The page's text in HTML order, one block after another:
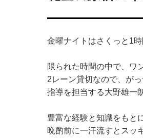
金曜ナイトはさくっと1
限られた時間の中で、ワ
2レーン貸切なので、 が
指導を担当する大野雄一
豊富な経験と知識をもと
晩酌前に一汗流すとスッ